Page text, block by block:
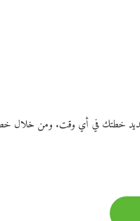
تجديد خطتك في أي وقت. ومن خلال